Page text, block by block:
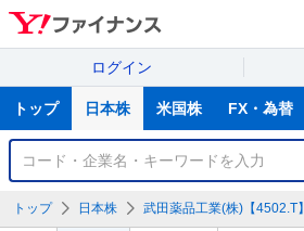
ログイン
サ
トップ 日本株 米国株 FX・為替
銘
検
トップ 日本株 武田薬品工業(株)【4502.T】